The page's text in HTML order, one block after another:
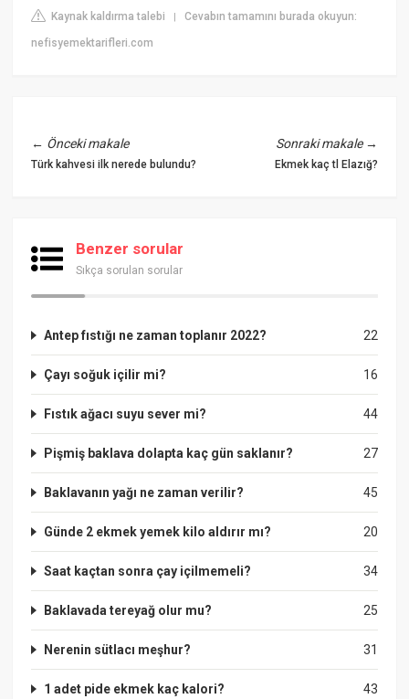
Kaynak kaldırma talebi |Cevabın tamamını burada okuyun:
nefisyemektarifleri.com
← Önceki makale
Türk kahvesi ilk nerede bulundu?
Sonraki makale→
Ekmek kaç tl Elazığ?
Benzer sorular
Sıkça sorulan sorular
22
Antep fıstığı ne zaman toplanır 2022?
16
Çayı soğuk içilir mi?
44
Fıstık ağacı suyu sever mi?
27
Pişmiş baklava dolapta kaç gün saklanır?
45
Baklavanın yağı ne zaman verilir?
20
Günde 2 ekmek yemek kilo aldırır mı?
34
Saat kaçtan sonra çay içilmemeli?
25
Baklavada tereyağ olur mu?
31
Nerenin sütlacı meşhur?
43
1 adet pide ekmek kaç kalori?